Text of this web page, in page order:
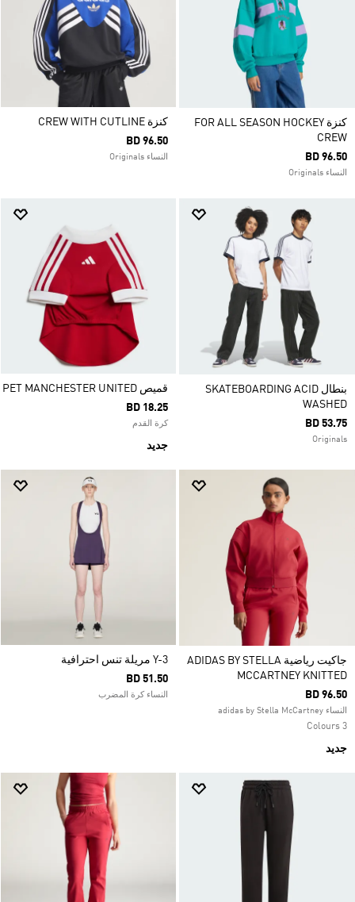
كنزة FOR ALL SEASON HOCKEY
CREW
BD 96.50
النساء Originals
كنزة CREW WITH CUTLINE
BD 96.50
النساء Originals
بنطال SKATEBOARDING ACID
WASHED
BD 53.75
Originals
قميص PET MANCHESTER UNITED
BD 18.25
كرة القدم
جديد
جاكيت رياضية ADIDAS BY STELLA
MCCARTNEY KNITTED
BD 96.50
النساء adidas by Stella McCartney
3 Colours
جديد
Y-3 مريلة تنس احترافية
BD 51.50
النساء كرة المضرب